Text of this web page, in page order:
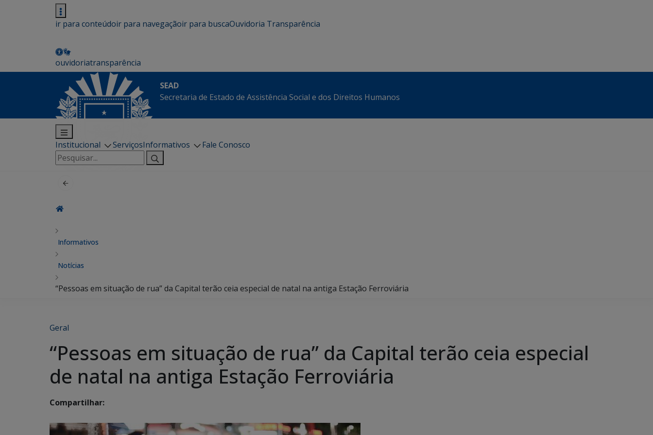
ir para conteúdoir para navegaçãoir para buscaOuvidoria Transparência
ouvidoriatransparência
SEAD
Secretaria de Estado de Assistência Social e dos Direitos Humanos
Institucional ServiçosInformativos
Fale Conosco
Pesquisar
por:
Informativos
Notícias
“Pessoas em situação de rua” da Capital terão ceia especial de natal na antiga Estação Ferroviária
Geral
“Pessoas em situação de rua” da Capital terão ceia especial
de natal na antiga Estação Ferroviária
Compartilhar: